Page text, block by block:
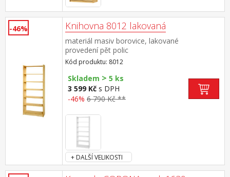
-46% Knihovna 8012 lakovaná
materiál masiv borovice, lakované
provedení pět polic
Kód produktu: 8012
Skladem > 5 ks
3 599 Kč s DPH
-46% 6 790 Kč **
+ DALŠÍ VELIKOSTI